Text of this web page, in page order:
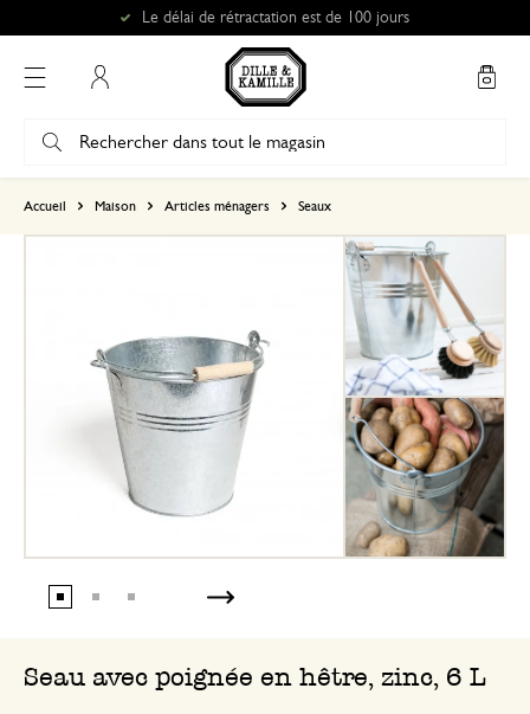
Le délai de rétractation est de 100 jours
Accueil Maison Articles ménagers Seaux
Seau avec poignée en hêtre, zinc, 6 L